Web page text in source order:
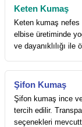
Keten Kumaş
Keten kumaş nefes
elbise üretiminde
ve dayanıklılığı ile
Şifon Kumaş
Şifon kumaş ince
tercih edilir.
seçenekleri